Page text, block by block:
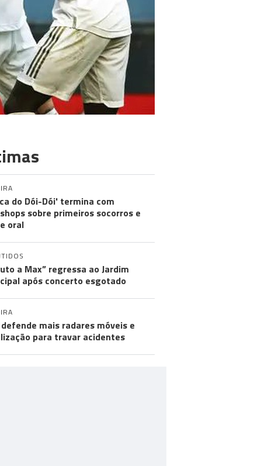
do Dói-Dói' termina com
sobre primeiros socorros e
oral
a Max” regressa ao Jardim
após concerto esgotado
defende mais radares móveis e
para travar acidentes